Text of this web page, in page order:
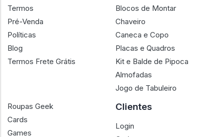
Termos
Pré-Venda
Políticas
Blog
Termos Frete Grátis
Blocos de Montar
Chaveiro
Caneca e Copo
Placas e Quadros
Kit e Balde de Pipoca
Almofadas
Jogo de Tabuleiro
Roupas Geek
Cards
Games
Clientes
Login